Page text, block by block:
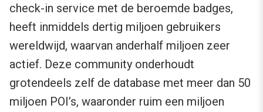
check-in service met de beroemde badges,
heeft inmiddels dertig miljoen gebruikers
wereldwijd, waarvan anderhalf miljoen zeer
actief. Deze community onderhoudt
grotendeels zelf de database met meer dan 50
miljoen POI’s, waaronder ruim een miljoen